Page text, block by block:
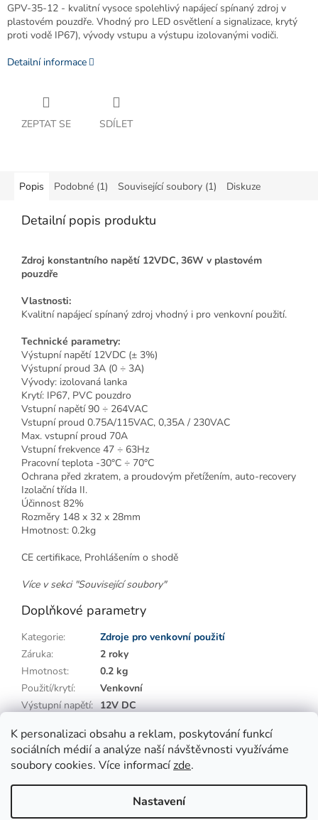
K personalizaci obsahu a reklam, poskytování funkcí
sociálních médií a analýze naší návštěvnosti využíváme
soubory cookies. Více informacízde.
Nastavení
GPV-35-12 - kvalitní vysoce spolehlivý napájecí spínaný zdroj v
plastovém pouzdře. Vhodný pro LED osvětlení a signalizace, krytý
proti vodě IP67), vývody vstupu a výstupu izolovanými vodiči.
Detailní informace
ZEPTAT SE SDÍLET
Popis Podobné (1) Související soubory (1) Diskuze
Detailní popis produktu
Zdroj konstantního napětí 12VDC, 36W v plastovém
pouzdře
Vlastnosti:
Kvalitní napájecí spínaný zdroj vhodný i pro venkovní použití.
Technické parametry:
Výstupní napětí 12VDC (± 3%)
Výstupní proud 3A (0 ÷ 3A)
Vývody: izolovaná lanka
Krytí: IP67, PVC pouzdro
Vstupní napětí 90 ÷ 264VAC
Vstupní proud 0.75A/115VAC, 0,35A / 230VAC
Max. vstupní proud 70A
Vstupní frekvence 47 ÷ 63Hz
Pracovní teplota -30°C ÷ 70°C
Ochrana před zkratem, a proudovým přetížením, auto-recovery
Izolační třída II.
Účinnost 82%
Rozměry 148 x 32 x 28mm
Hmotnost: 0.2kg
CE certifikace, Prohlášením o shodě
Více v sekci "Související soubory"
Doplňkové parametry
Kategorie:
Zdroje pro venkovní použití
Záruka:
2 roky
Hmotnost:
0.2 kg
Použití/krytí:
Venkovní
Výstupní napětí: 12V DC